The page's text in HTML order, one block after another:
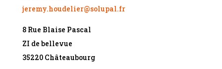
jeremy.houdelier@solupal.fr
8 Rue Blaise Pascal
ZI de bellevue
35220 Châteaubourg